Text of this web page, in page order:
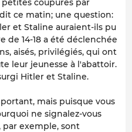
petites coupures par
ce matin; une question:
et Staline auraient-ils pu
de 14-18 a été déclenchée
aisés, privilégiés, qui ont
leur jeunesse à l'abattoir.
Hitler et Staline.
mais puisque vous
ne signalez-vous
par exemple, sont